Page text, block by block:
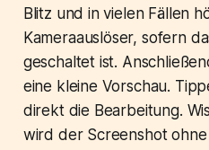
Blitz und in vielen Fällen
Kameraauslöser, sofern
geschaltet ist.
eine kleine Vorschau.
direkt die Bearbeitung.
wird der Screenshot